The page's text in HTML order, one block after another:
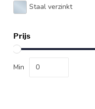
Staal verzinkt
Prijs
Min